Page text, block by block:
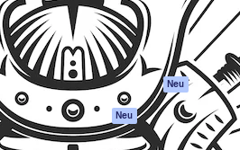
KI-
Stimmengenerator
Stock-Inhalte
MCP für
Claude/ChatGPT
Neu
Agenten Neu
API